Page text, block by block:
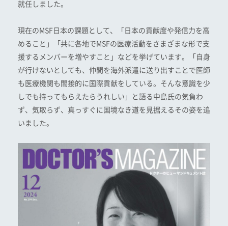
就任しました。
現在のMSF日本の課題として、「日本の貢献度や発信力を高
めること」「共に各地でMSFの医療活動をさまざまな形で支
援するメンバーを増やすこと」などを挙げています。「自身
が行けないとしても、仲間を海外派遣に送り出すことで医師
も医療機関も間接的に国際貢献をしている。そんな意識を少
しでも持ってもらえたらうれしい」と語る中島氏の気負わ
ず、気取らず、真っすぐに国境なき道を見据えるその姿を追
いました。